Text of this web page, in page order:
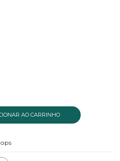
AO CARRINHO